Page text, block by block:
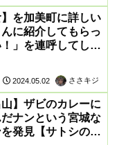
を加美町に詳しい
に紹介してもらっ
」を連呼してしま
2024.05.02 ささキジ
山】ザビのカレーに
ナンという宮城な
発見【サトシの宮